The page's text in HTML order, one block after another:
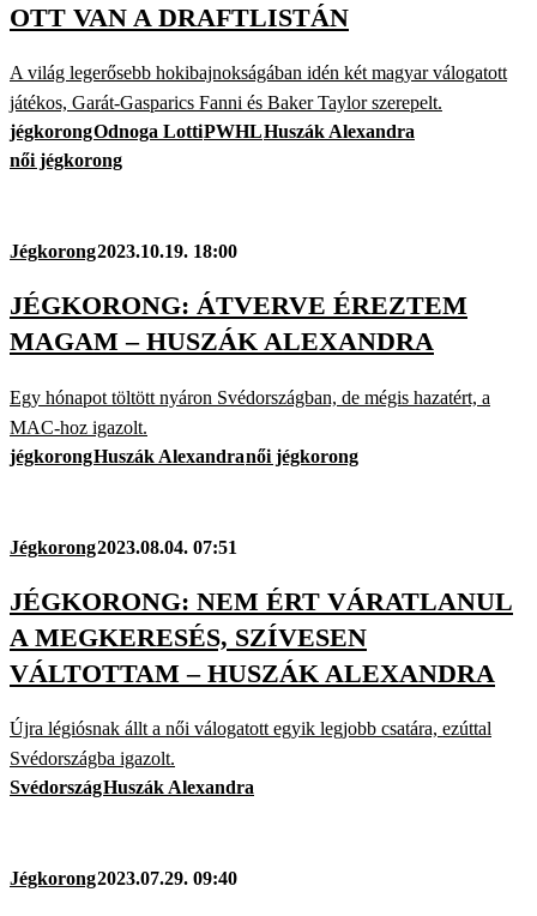
OTT VAN A DRAFTLISTÁN
A világ legerősebb hokibajnokságában idén két magyar válogatott
játékos, Garát-Gasparics Fanni és Baker Taylor szerepelt.
jégkorongOdnoga LottiPWHLHuszák Alexandra
női jégkorong
Jégkorong2023.10.19. 18:00
JÉGKORONG: ÁTVERVE ÉREZTEM
MAGAM – HUSZÁK ALEXANDRA
Egy hónapot töltött nyáron Svédországban, de mégis hazatért, a
MAC-hoz igazolt.
jégkorongHuszák Alexandranői jégkorong
Jégkorong2023.08.04. 07:51
JÉGKORONG: NEM ÉRT VÁRATLANUL
A MEGKERESÉS, SZÍVESEN
VÁLTOTTAM – HUSZÁK ALEXANDRA
Újra légiósnak állt a női válogatott egyik legjobb csatára, ezúttal
Svédországba igazolt.
SvédországHuszák Alexandra
Jégkorong2023.07.29. 09:40